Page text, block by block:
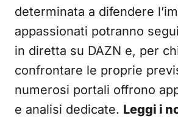
determinata a difendere
appassionati potranno
in diretta su DAZN e, per
confrontare le proprie
numerosi portali offrono
e analisi dedicate. Leggi i